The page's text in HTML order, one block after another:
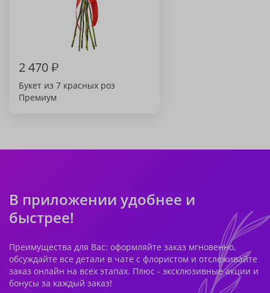
2 470₽
Букет из 7 красных роз
Премиум
В приложении удобнее и
быстрее!
Преимущества для Вас: оформляйте заказ мгновенно,
обсуждайте все детали в чате с флористом и отслеживайте
заказ онлайн на всех этапах. Плюс - эксклюзивные акции и
бонусы за каждый заказ!